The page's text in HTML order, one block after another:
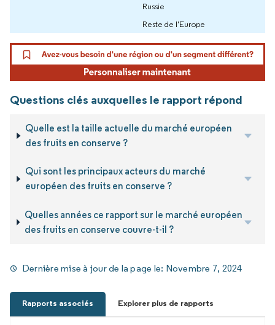
Russie
Reste de l'Europe
Questions clés auxquelles le rapport répond
Quelle est la taille actuelle du marché européen
des fruits en conserve ?
Qui sont les principaux acteurs du marché
européen des fruits en conserve ?
Quelles années ce rapport sur le marché européen
des fruits en conserve couvre-t-il ?
Dernière mise à jour de la page le: Novembre 7, 2024
Rapports associés Explorer plus de rapports